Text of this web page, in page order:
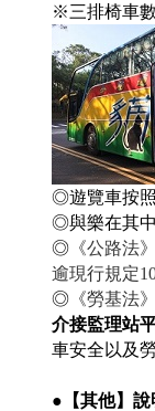
※三排椅車
◎遊覽車按照
◎與樂在其中
◎ 《公路法
逾現行規定
◎ 《勞基法
介接監理站
車安全以及
●【其他】說